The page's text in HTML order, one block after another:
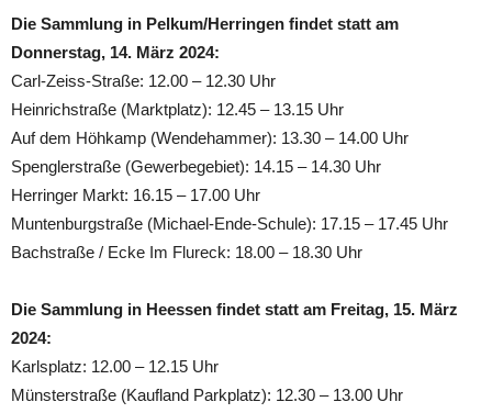
Die Sammlung in Pelkum/Herringen findet statt am
Donnerstag, 14. März 2024:
Carl-Zeiss-Straße: 12.00 – 12.30 Uhr
Heinrichstraße (Marktplatz): 12.45 – 13.15 Uhr
Auf dem Höhkamp (Wendehammer): 13.30 – 14.00 Uhr
Spenglerstraße (Gewerbegebiet): 14.15 – 14.30 Uhr
Herringer Markt: 16.15 – 17.00 Uhr
Muntenburgstraße (Michael-Ende-Schule): 17.15 – 17.45 Uhr
Bachstraße / Ecke Im Flureck: 18.00 – 18.30 Uhr
Die Sammlung in Heessen findet statt am Freitag, 15. März
2024:
Karlsplatz: 12.00 – 12.15 Uhr
Münsterstraße (Kaufland Parkplatz): 12.30 – 13.00 Uhr